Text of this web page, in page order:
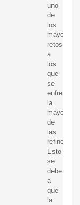
uno
de
los
mayores
retos
a
los
que
se
enfrentan
la
mayoría
de
las
refinerías.
Esto
se
debe
a
que
la